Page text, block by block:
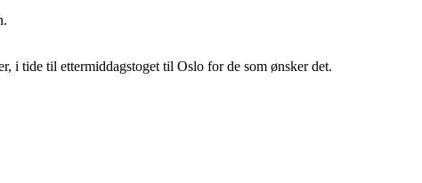
i tide til ettermiddagstoget til Oslo for de som ønsker det.